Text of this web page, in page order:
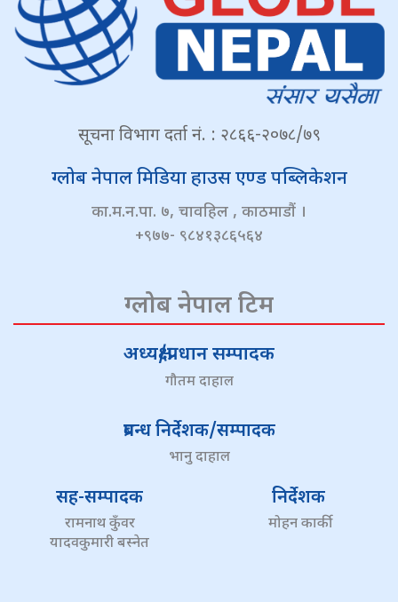
सूचना विभाग दर्ता नं. : २८६६-२०७८/७९
ग्लोब नेपाल मिडिया हाउस एण्ड पब्लिकेशन
का.म.न.पा. ७, चावहिल , काठमाडौं ।
+९७७- ९८४१३८६५६४
ग्लोब नेपाल टिम
अध्यक्ष/प्रधान सम्पादक
गौतम दाहाल
प्रबन्ध निर्देशक/सम्पादक
भानु दाहाल
सह-सम्पादक
रामनाथ कुँवर
यादवकुमारी बस्नेत
निर्देशक
मोहन कार्की